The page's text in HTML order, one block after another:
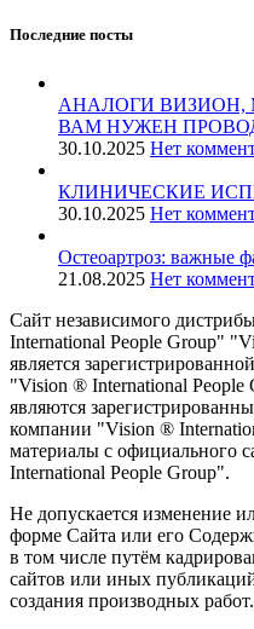
Последние посты
АНАЛОГИ ВИЗИОН,
ВАМ НУЖЕН
30.10.2025 Нет
КЛИНИЧЕСКИЕ
30.10.2025 Нет
️Остеоартроз: важные
21.08.2025 Нет
Сайт независимого
International People Group"
является
"Vision ® International People
являются
компании "Vision ®
материалы с официального
International People Group".
Не допускается изменение
форме Сайта или его
в том числе путём
сайтов или иных
создания производных работ.